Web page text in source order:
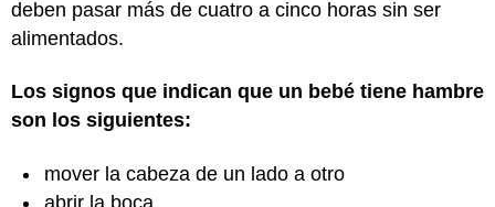
deben pasar más de cuatro a cinco horas sin ser
alimentados.
Los signos que indican que un bebé tiene hambre
son los siguientes:
mover la cabeza de un lado a otro
abrir la boca